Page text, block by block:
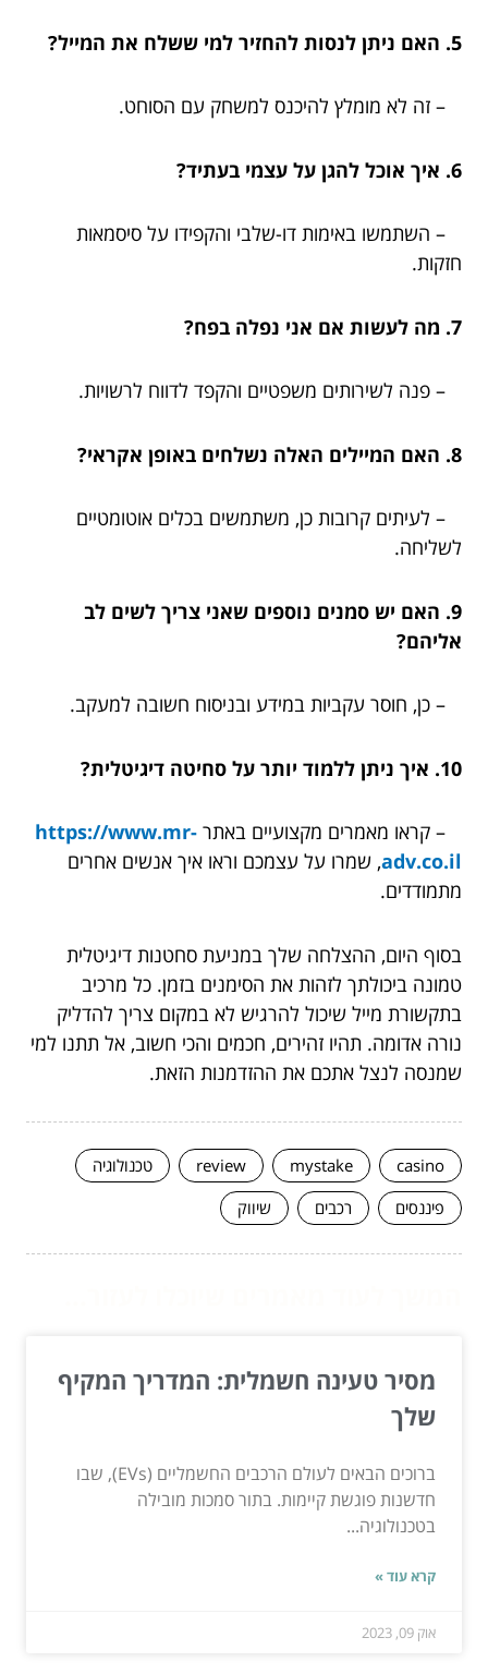
5. האם ניתן לנסות להחזיר למי ששלח את המייל?
– זה לא מומלץ להיכנס למשחק עם הסוחט.
6. איך אוכל להגן על עצמי בעתיד?
– השתמשו באימות דו-שלבי והקפידו על סיסמאות
חזקות.
7. מה לעשות אם אני נפלה בפח?
– פנה לשירותים משפטיים והקפד לדווח לרשויות.
8. האם המיילים האלה נשלחים באופן אקראי?
– לעיתים קרובות כן, משתמשים בכלים אוטומטיים
לשליחה.
9. האם יש סמנים נוספים שאני צריך לשים לב
אליהם?
– כן, חוסר עקביות במידע ובניסוח חשובה למעקב.
10. איך ניתן ללמוד יותר על סחיטה דיגיטלית?
– קראו מאמרים מקצועיים באתר https://www.mr-
adv.co.il, שמרו על עצמכם וראו איך אנשים אחרים
מתמודדים.
בסוף היום, ההצלחה שלך במניעת סחטנות דיגיטלית
טמונה ביכולתך לזהות את הסימנים בזמן. כל מרכיב
בתקשורת מייל שיכול להרגיש לא במקום צריך להדליק
נורה אדומה. תהיו זהירים, חכמים והכי חשוב, אל תתנו למי
שמנסה לנצל אתכם את ההזדמנות הזאת.
casino
mystake
review
טכנולוגיה
פיננסים
רכבים שיווק
מסיר טעינה חשמלית: המדריך המקיף
שלך
ברוכים הבאים לעולם הרכבים החשמליים (EVs), שבו
חדשנות פוגשת קיימות. בתור סמכות מובילה
בטכנולוגיה...
קרא עוד »
אוק 09, 2023